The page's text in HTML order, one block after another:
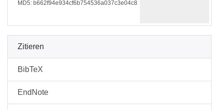
MD5: b662f94e934cf6b754536a037c3e04c8
Zitieren
BibTeX
EndNote